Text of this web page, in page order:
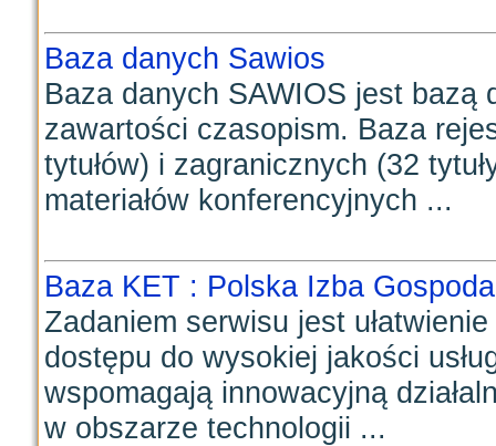
Baza danych Sawios
Baza danych SAWIOS jest bazą
zawartości czasopism. Baza
tytułów) i zagranicznych (32
materiałów konferencyjnych ...
Baza KET : Polska Izba
Zadaniem serwisu jest
dostępu do wysokiej jakości
wspomagają innowacyjną
w obszarze technologii ...